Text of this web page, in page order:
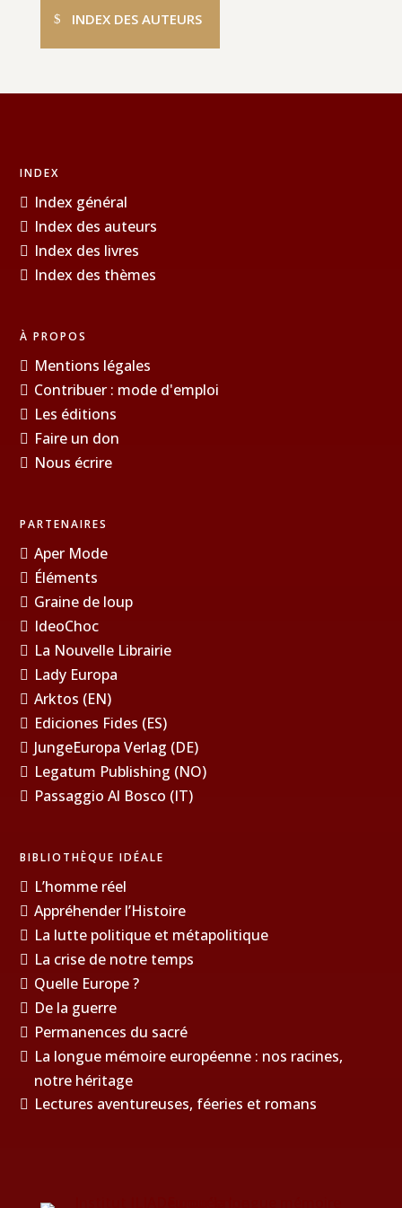
INDEX DES AUTEURS
INDEX
Index général
Index des auteurs
Index des livres
Index des thèmes
À PROPOS
Mentions légales
Contribuer : mode d'emploi
Les éditions
Faire un don
Nous écrire
PARTENAIRES
Aper Mode
Éléments
Graine de loup
IdeoChoc
La Nouvelle Librairie
Lady Europa
Arktos (EN)
Ediciones Fides (ES)
JungeEuropa Verlag (DE)
Legatum Publishing (NO)
Passaggio Al Bosco (IT)
BIBLIOTHÈQUE IDÉALE
L’homme réel
Appréhender l’Histoire
La lutte politique et métapolitique
La crise de notre temps
Quelle Europe ?
De la guerre
Permanences du sacré
La longue mémoire européenne : nos racines,
notre héritage
Lectures aventureuses, féeries et romans